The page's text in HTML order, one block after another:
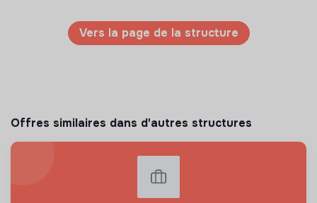
Vers la page de la structure
Offres similaires dans d'autres structures